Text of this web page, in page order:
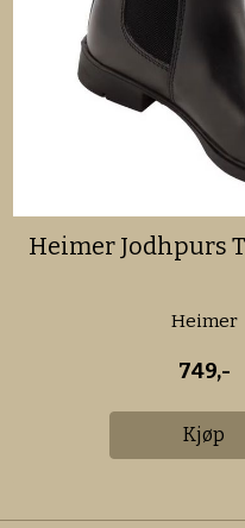
Heimer Jodhpurs
Heimer
749,-
Kjøp